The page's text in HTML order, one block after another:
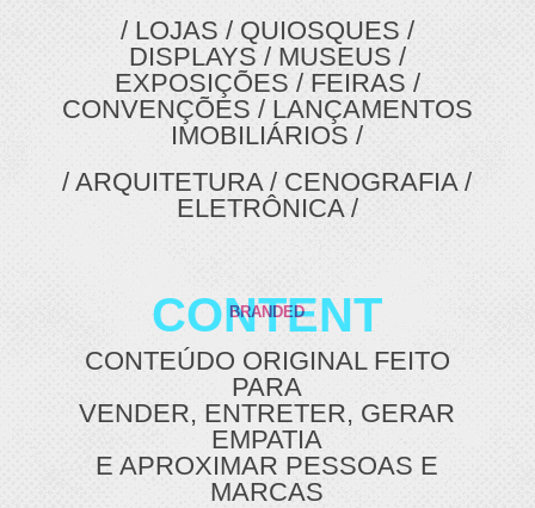
/ LOJAS / QUIOSQUES /
DISPLAYS / MUSEUS /
EXPOSIÇÕES / FEIRAS /
CONVENÇÕES / LANÇAMENTOS
IMOBILIÁRIOS /
/ ARQUITETURA / CENOGRAFIA /
ELETRÔNICA /
CONTENT
BRANDED
CONTEÚDO ORIGINAL FEITO
PARA
VENDER, ENTRETER, GERAR
EMPATIA
E APROXIMAR PESSOAS E
MARCAS